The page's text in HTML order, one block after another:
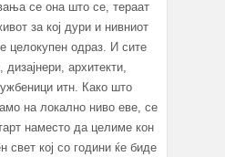
се она што се, тераат
за кој дури и нивниот
целокупен одраз. И сите
архитекти,
итн. Како што
на локално ниво еве, се
наместо да целиме кон
свет кој со години ќе биде